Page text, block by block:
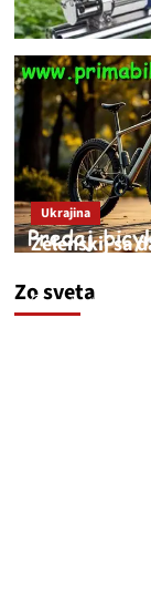
Zo sveta
Ukrajina
Zelenskij sa
medvedar